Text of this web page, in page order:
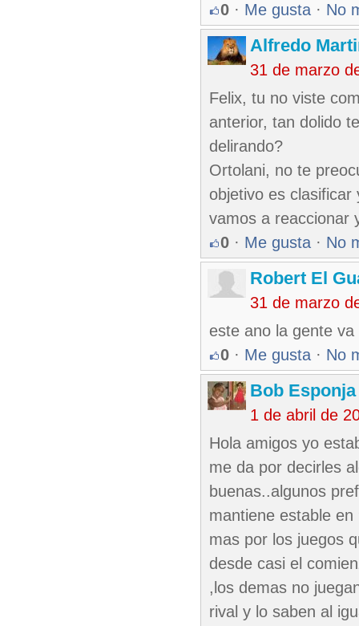
0 · Me gusta · No
Alfredo
31 de marzo
Felix, tu no viste
anterior, tan dolido
delirando?
Ortolani, no te
objetivo es
vamos a reaccionar
0 · Me gusta · No
Robert El
31 de marzo
este ano la gente
0 · Me gusta · No
Bob
1 de abril de
Hola amigos yo
me da por decirles
buenas..algunos
mantiene estable
mas por los juegos
desde casi el
,los demas no
rival y lo saben al